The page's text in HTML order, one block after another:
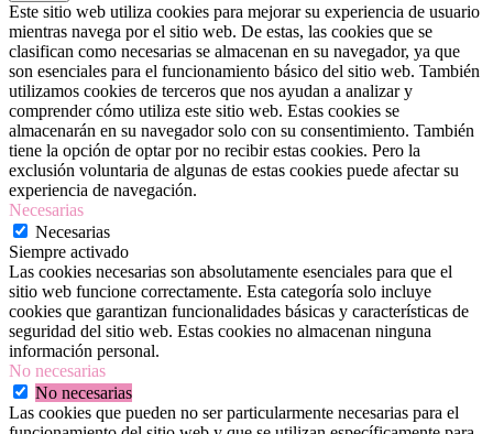
Este sitio web utiliza cookies para mejorar su experiencia de usuario
mientras navega por el sitio web. De estas, las cookies que se
clasifican como necesarias se almacenan en su navegador, ya que
son esenciales para el funcionamiento básico del sitio web. También
utilizamos cookies de terceros que nos ayudan a analizar y
comprender cómo utiliza este sitio web. Estas cookies se
almacenarán en su navegador solo con su consentimiento. También
tiene la opción de optar por no recibir estas cookies. Pero la
exclusión voluntaria de algunas de estas cookies puede afectar su
experiencia de navegación.
Necesarias
Necesarias
Siempre activado
Las cookies necesarias son absolutamente esenciales para que el
sitio web funcione correctamente. Esta categoría solo incluye
cookies que garantizan funcionalidades básicas y características de
seguridad del sitio web. Estas cookies no almacenan ninguna
información personal.
No necesarias
No necesarias
Las cookies que pueden no ser particularmente necesarias para el